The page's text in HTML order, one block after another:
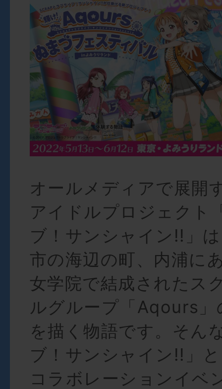
オールメディアで展開
アイドルプロジェクト
ブ！サンシャイン!!」
市の海辺の町、内浦に
女学院で結成されたス
ルグループ「Aqours」
を描く物語です。そん
ブ！サンシャイン!!」
コラボレーションイベ